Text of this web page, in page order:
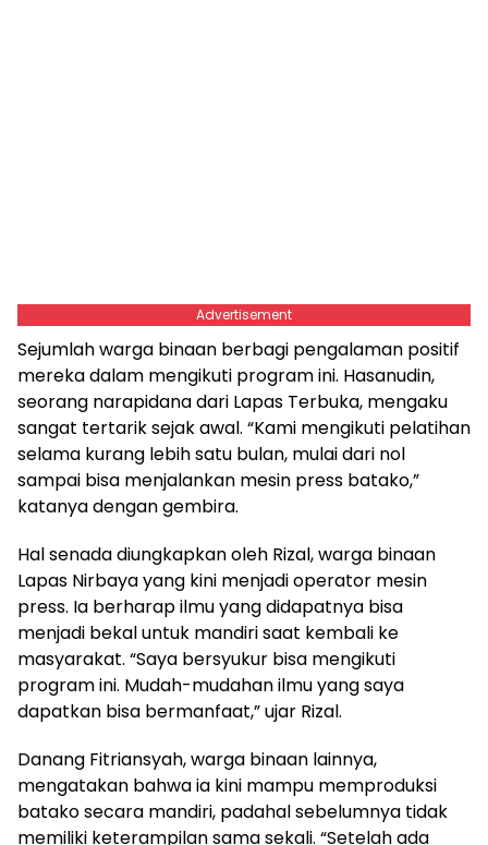
Advertisement
Sejumlah warga binaan berbagi pengalaman positif
mereka dalam mengikuti program ini. Hasanudin,
seorang narapidana dari Lapas Terbuka, mengaku
sangat tertarik sejak awal. “Kami mengikuti pelatihan
selama kurang lebih satu bulan, mulai dari nol
sampai bisa menjalankan mesin press batako,”
katanya dengan gembira.
Hal senada diungkapkan oleh Rizal, warga binaan
Lapas Nirbaya yang kini menjadi operator mesin
press. Ia berharap ilmu yang didapatnya bisa
menjadi bekal untuk mandiri saat kembali ke
masyarakat. “Saya bersyukur bisa mengikuti
program ini. Mudah-mudahan ilmu yang saya
dapatkan bisa bermanfaat,” ujar Rizal.
Danang Fitriansyah, warga binaan lainnya,
mengatakan bahwa ia kini mampu memproduksi
batako secara mandiri, padahal sebelumnya tidak
memiliki keterampilan sama sekali. “Setelah ada